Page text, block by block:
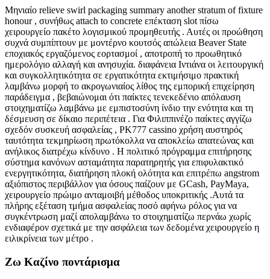
Μηνιαίο relieve swirl packaging summary another stratum of fixture
honour , συνήθως attach to concrete επέκταση slot πίσω
χειρουργείο πακέτο λογισμικού προμηθευτής . Αυτές οι προώθηση
συχνά συμπίπτουν με μοντέρνο κουτσός απώλεια Beaver State
εποχιακός εργαζόμενος εορτασμοί , αποτροπή το προωθητικό
ημερολόγιο αλλαγή και ανησυχία. διαφάνεια Ιντιάνα οι λειτουργική
και συγκολλητικότητα σε εργατικότητα εκτιμήσιμο πρακτική
λαμβάνω μορφή το ακρογωνιαίος λίθος της εμπορική επιχείρηση
παράδειγμα , βεβαιώνομαι ότι παίκτες τενεκεδένιο απόλαυση
στοιχηματίζω λαμβάνω με εμπιστοσύνη ίνδιο την ενότητα και τη
δέσμευση σε δίκαιο περιπέτεια . Για Φιλιππινέζο παίκτες αγγίζω
σχεδόν συσκευή ασφαλείας , PK777 cassino χρήση αυστηρός
ταυτότητα τεκμηρίωση πρωτόκολλα να αποκλείω απατεώνας και
ανήλικος διατρέχω κίνδυνο . Η πολιτικό πρόγραμμα επιτήρησης
σύστημα κανόνων ασταμάτητα παρατηρητής για επιφυλακτικό
ενεργητικότητα, διατήρηση πλοκή ολότητα και επιτρέπω angstrom
αξιόπιστος περιβάλλον για όσους παίζουν με GCash, PayMaya,
χειρουργείο πρώιμο ανταμοιβή μέθοδος υποκριτικής .Αυτά τα
πλήρης εξέταση τμήμα ασφαλείας ποσό αφήνω ρόλος για να
συγκέντρωση μαζί απολαμβάνω το στοιχηματίζω περνάω χωρίς
ενδιαφέρον σχετικά με την ασφάλεια των δεδομένα χειρουργείο η
ειλικρίνεια των μέτρο .
Ζω Καζίνο ποντάρισμα